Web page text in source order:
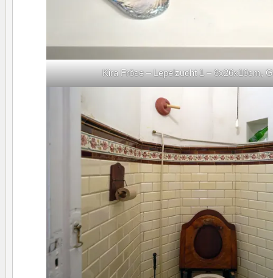
Kira Fröse – Lepelzucht 1 – 6x26x10cm,